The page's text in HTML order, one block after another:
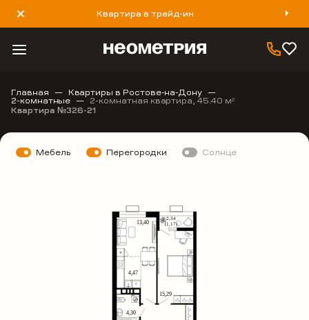
Квартира в трейд-ин
8 800 777 40 93
Главная Квартиры в Ростове-на-Дону
2-комнатные 2-комнатная квартира, 45.40 м2
Квартира №326-21
Мебель Перегородки Солнце